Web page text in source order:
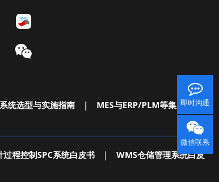
统选型与实施指南 |
MES与ERP/PLM等集成白皮
过程控制SPC系统白皮书 |
WMS仓储管理系统白皮
即时沟通
微信联系